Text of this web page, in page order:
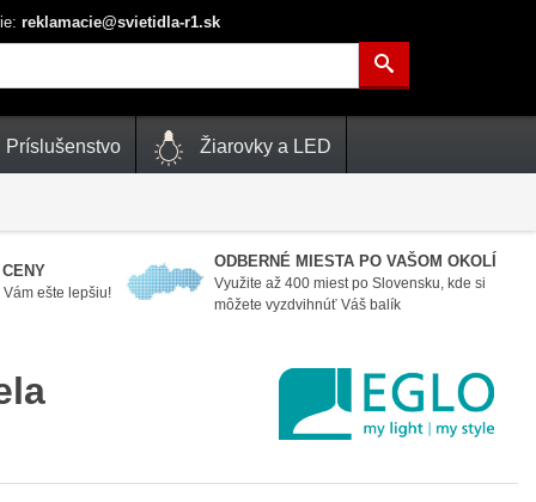
reklamacie@svietidla-r1.sk
Príslušenstvo Žiarovky a LED
ešte lepšiu!
ODBERNÉ MIESTA PO VAŠOM OKOLÍ
Využite až 400 miest po Slovensku, kde si
môžete vyzdvihnúť Váš balík